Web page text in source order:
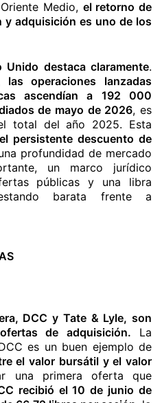
Medio, el retorno de
y adquisición es uno de los
Unido destaca claramente.
las operaciones lanzadas
ascendían a 192 000
de mayo de 2026, es
total del año 2025. Esta
el persistente descuento de
profundidad de mercado
un marco jurídico
públicas y una libra
barata frente a
DCC y Tate & Lyle, son
de adquisición. La
es un buen ejemplo de
el valor bursátil y el valor
una primera oferta que
recibió el 10 de junio de